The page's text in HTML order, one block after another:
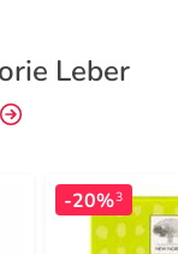
Leber
-20%3